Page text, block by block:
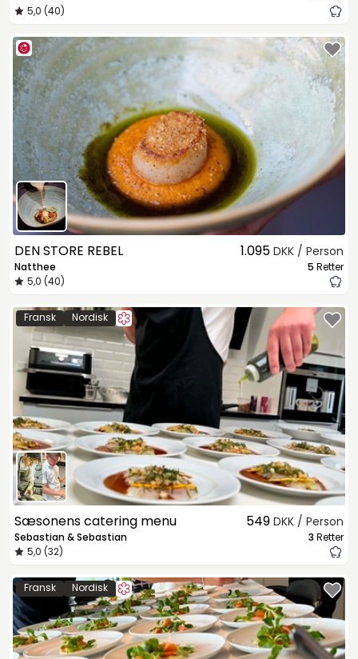
5,0 (40)
DEN STORE REBEL
Natthee
5,0 (40)
1.095 DKK / Person
5 Retter
Fransk Nordisk
Sæsonens catering menu
Sebastian & Sebastian
5,0 (32)
549 DKK / Person
3 Retter
Fransk Nordisk